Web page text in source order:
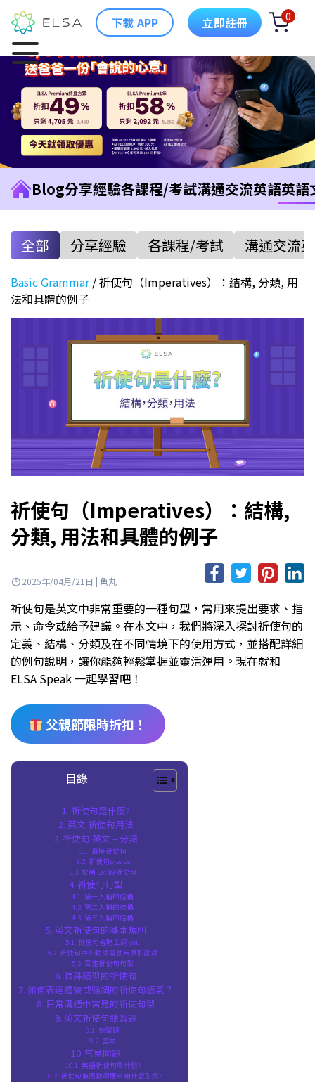
下載 APP 立即註冊 0
Blog分享經驗各課程/考試溝通交流英語英語
全部 分享經驗 各課程/考試 溝通交流
Basic Grammar/祈使句（Imperatives）：結構, 分類, 用
法和具體的例子
祈使句（Imperatives）：結構,
分類, 用法和具體的例子
2025年/04月/21日 | 魚丸
祈使句是英文中非常重要的一種句型，常用來提出要求、指
示、命令或給予建議。在本文中，我們將深入探討祈使句的
定義、結構、分類及在不同情境下的使用方式，並搭配詳細
的例句說明，讓你能夠輕鬆掌握並靈活運用。現在就和
ELSA Speak 一起學習吧！
父親節限時折扣！
目錄
祈使句是什麼?
英文 祈使句用法
祈使句 英文 – 分類
直接祈使句
祈使句please
使用 Let 的祈使句
祈使句句型
第一人稱的結構
第二人稱的結構
第三人稱的結構
英文祈使句的基本規則
祈使句省略主詞 you
祈使句中的動詞需使用原形動詞
否定祈使句句型
特殊類型的祈使句
如何表達禮貌或強調的祈使句語氣？
日常溝通中常見的祈使句型
英文祈使句練習題
練習題
答案
常見問題
英語祈使句是什麼?
祈使句後面動詞應該用什麼形式?